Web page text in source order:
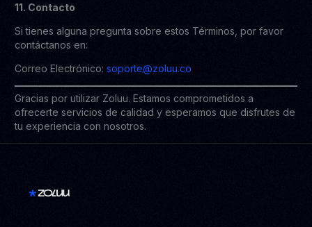
11. Contacto
Si tienes alguna pregunta sobre estos Términos, por favor
contáctanos en:
Correo Electrónico:soporte@zoluu.co
Gracias por utilizar Zoluu. Estamos comprometidos a
ofrecerte servicios de calidad y esperamos que disfrutes de
tu experiencia con nosotros.